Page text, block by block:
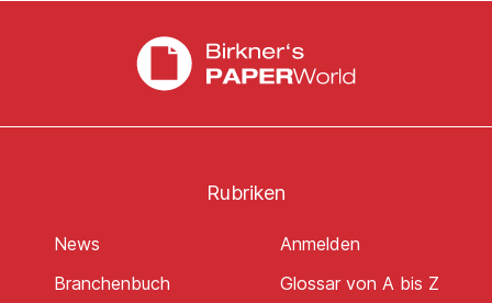
Rubriken
News
Branchenbuch
Anmelden
Glossar von A bis Z